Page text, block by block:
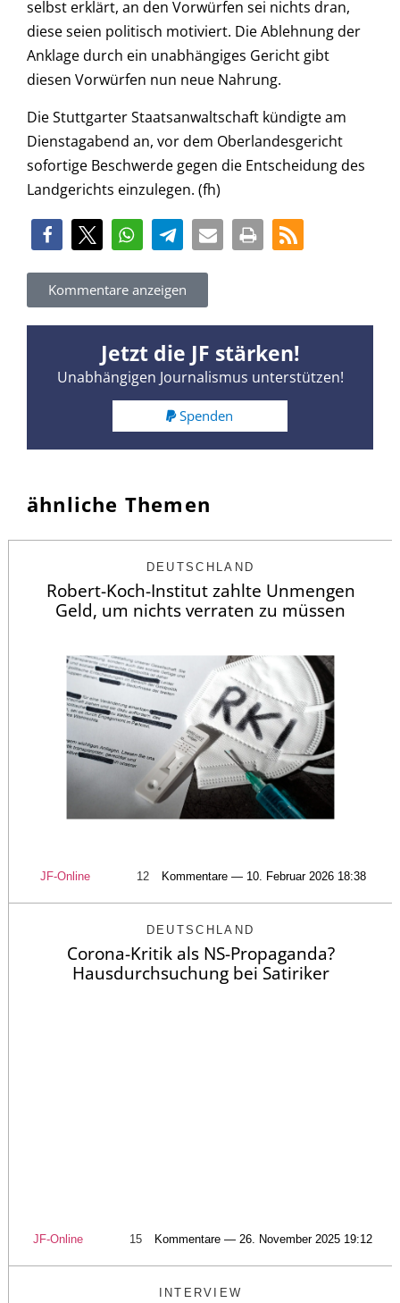
selbst erklärt, an den Vorwürfen sei nichts dran,
diese seien politisch motiviert. Die Ablehnung der
Anklage durch ein unabhängiges Gericht gibt
diesen Vorwürfen nun neue Nahrung.
Die Stuttgarter Staatsanwaltschaft kündigte am
Dienstagabend an, vor dem Oberlandesgericht
sofortige Beschwerde gegen die Entscheidung des
Landgerichts einzulegen. (fh)
Kommentare anzeigen
Jetzt die JF stärken!
Unabhängigen Journalismus unterstützen!
Spenden
ähnliche Themen
DEUTSCHLAND
Robert-Koch-Institut zahlte Unmengen
Geld, um nichts verraten zu müssen
JF-Online 12 Kommentare — 10. Februar 2026 18:38
DEUTSCHLAND
Corona-Kritik als NS-Propaganda?
Hausdurchsuchung bei Satiriker
JF-Online 15 Kommentare — 26. November 2025 19:12
INTERVIEW